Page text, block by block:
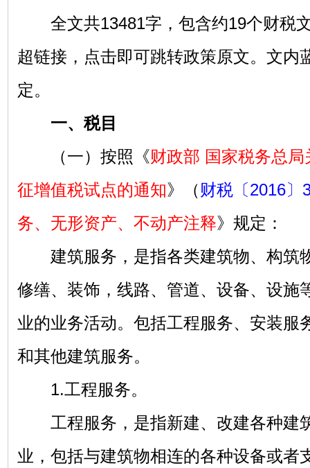
全文共13481字，包含约19个财税
超链接，点击即可跳转政策原文。文内
定。
一、税目
（一）按照《财政部 国家税务总
征增值税试点的通知》（财税〔2016〕
务、无形资产、不动产注释》规定：
建筑服务，是指各类建筑物、构筑
修缮、装饰，线路、管道、设备、设施
业的业务活动。包括工程服务、安装服
和其他建筑服务。
1.工程服务。
工程服务，是指新建、改建各种建
业，包括与建筑物相连的各种设备或者